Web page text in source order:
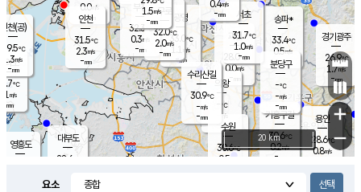
의도
℃
m/s
mm
영흥도
과천
28.0℃
0.0m/s
- mm
용인
28.6℃
0.8m/s
경기광주
26.9℃
1.7m/s
-mm
대부도
28.6
0.0m/s
-mm
의왕
- ℃
m/s
mm
광명
33.0
℃
1.1 m/s
-mm
부천
32.3℃
0.3m/s
-mm
구로
32.0℃
2.0m/s
-mm
송파*
33.4℃
0.5m/s
-mm
서초
31.7℃
1.0m/s
-mm
기흥구갈
30.6℃
0.2m/s
-
수리산길
30.9℃
-m/s
-mm
분당구
-℃
-m/s
-mm
인천(공)
29.5℃
1.3m/s
-mm
1.5m/s
-mm
수원
30.6℃
0.5 m/s
인천
31.5℃
2.3m/s
-mm
0.4m/s
-mm
+
−
20 km
요소